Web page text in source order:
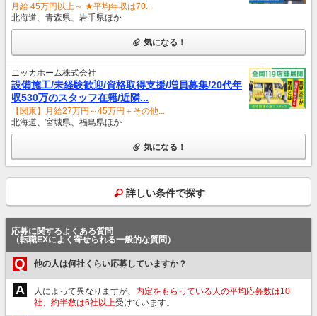
月給 45万円以上～ ★平均年収は70...
北海道、青森県、岩手県ほか
気になる！
ニッカホーム株式会社
設備施工/未経験歓迎/資格取得支援/増員募集/20代年
収530万のスタッフ在籍/近隣...
【関東】月給27万円～45万円＋その他...
北海道、宮城県、福島県ほか
気になる！
詳しい条件で探す
応募に関するよくある質問
（転職EXによく寄せられる一般的な質問）
Q 他の人は何社くらい応募していますか？
A 人によって異なりますが、 内定をもらっている人の平均応募数は10
社、約半数は6社以上受けています。